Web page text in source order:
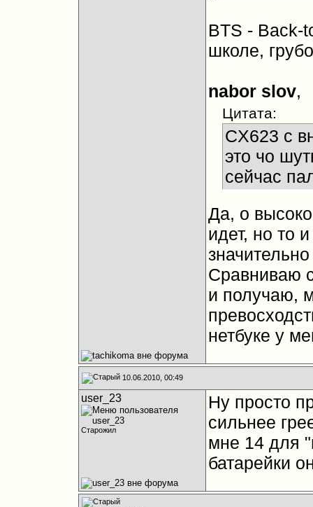
BTS - Back-
школе,
nabor slov,
Цитата:
CX623 с
это чо
сейчас
Да, о
идет, но то
Сравниваю
и получаю,
нетбуке у
10.06.2010, 00:49
user_23
Старожил
Ну просто
сильнее
мне 14 для
батарейки